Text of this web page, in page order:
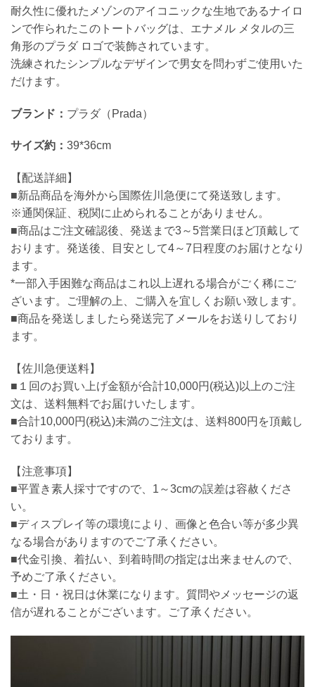
耐久性に優れたメゾンのアイコニックな生地であるナイロ
ンで作られたこのトートバッグは、エナメル メタルの三
角形のプラダ ロゴで装飾されています。
洗練されたシンプルなデザインで男女を問わずご使用いた
だけます。
ブランド： プラダ（Prada）
サイズ約： 39*36cm
【配送詳細】
■新品商品を海外から国際佐川急便にて発送致します。
※通関保証、税関に止められることがありません。
■商品はご注文確認後、発送まで3～5営業日ほど頂戴して
おります。発送後、目安として4～7日程度のお届けとなり
ます。
*一部入手困難な商品はこれ以上遅れる場合がごく稀にご
ざいます。ご理解の上、ご購入を宜しくお願い致します。
■商品を発送しましたら発送完了メールをお送りしており
ます。
【佐川急便送料】
■１回のお買い上げ金額が合計10,000円(税込)以上のご注
文は、送料無料でお届けいたします。
■合計10,000円(税込)未満のご注文は、送料800円を頂戴し
ております。
【注意事項】
■平置き素人採寸ですので、1～3cmの誤差は容赦くださ
い。
■ディスプレイ等の環境により、画像と色合い等が多少異
なる場合がありますのでご了承ください。
■代金引換、着払い、到着時間の指定は出来ませんので、
予めご了承ください。
■土・日・祝日は休業になります。質問やメッセージの返
信が遅れることがございます。ご了承ください。